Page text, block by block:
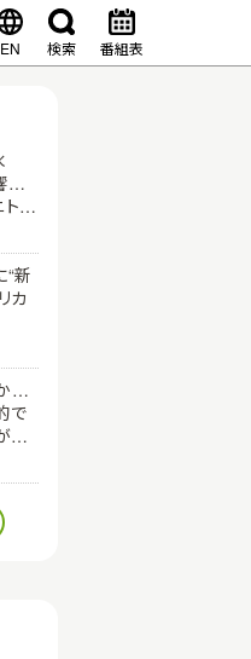
EN 検索 番組表
…
マ
新
カ
転
…
で
逮
薬